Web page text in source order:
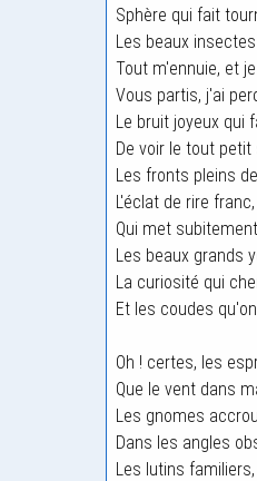
Sphère qui fait
Les beaux
Tout m'ennuie, et
Vous partis, j'ai
Le bruit joyeux qui
De voir le tout
Les fronts pleins
L'éclat de rire
Qui met
Les beaux grands
La curiosité qui
Et les coudes
Oh ! certes, les
Que le vent dans
Les gnomes
Dans les angles
Les lutins